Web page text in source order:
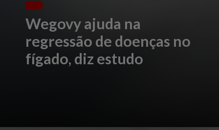
Wegovy ajuda na
regressão de doenças no
fígado, diz estudo